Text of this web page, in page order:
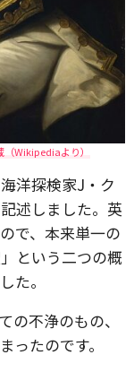
Wikipediaより）
洋探検家J・ク
述しました。英
で、本来単一の
という二つの概
た。
の不浄のもの、
ったのです。